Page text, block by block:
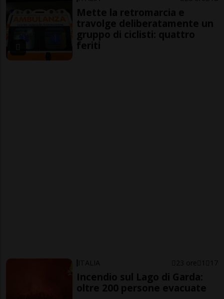
Mette la retromarcia e
travolge deliberatamente un
gruppo di ciclisti: quattro
feriti
ITALIA 23 ore 1 17
Incendio sul Lago di Garda:
oltre 200 persone evacuate